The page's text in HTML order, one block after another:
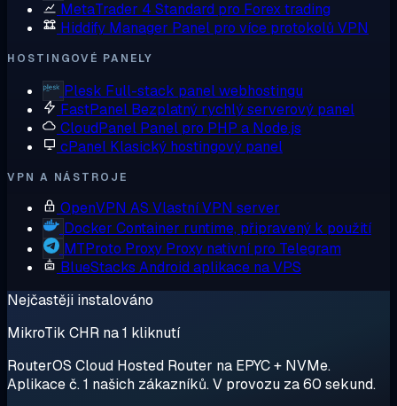
MetaTrader 4 Standard pro Forex trading
Hiddify Manager Panel pro více protokolů VPN
HOSTINGOVÉ PANELY
Plesk Full-stack panel webhostingu
FastPanel Bezplatný rychlý serverový panel
CloudPanel Panel pro PHP a Node.js
cPanel Klasický hostingový panel
VPN A NÁSTROJE
OpenVPN AS Vlastní VPN server
Docker Container runtime, připravený k použití
MTProto Proxy Proxy nativní pro Telegram
BlueStacks Android aplikace na VPS
Nejčastěji instalováno
MikroTik CHR na 1 kliknutí
RouterOS Cloud Hosted Router na EPYC + NVMe.
Aplikace č. 1 našich zákazníků. V provozu za 60 sekund.